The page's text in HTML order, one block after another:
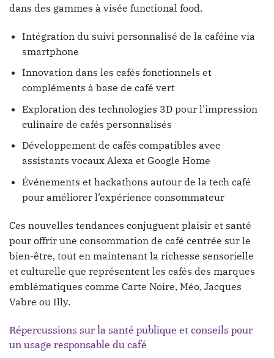
dans des gammes à visée functional food.
Intégration du suivi personnalisé de la caféine via
smartphone
Innovation dans les cafés fonctionnels et
compléments à base de café vert
Exploration des technologies 3D pour l’impression
culinaire de cafés personnalisés
Développement de cafés compatibles avec
assistants vocaux Alexa et Google Home
Événements et hackathons autour de la tech café
pour améliorer l’expérience consommateur
Ces nouvelles tendances conjuguent plaisir et santé
pour offrir une consommation de café centrée sur le
bien-être, tout en maintenant la richesse sensorielle
et culturelle que représentent les cafés des marques
emblématiques comme Carte Noire, Méo, Jacques
Vabre ou Illy.
Répercussions sur la santé publique et conseils pour
un usage responsable du café